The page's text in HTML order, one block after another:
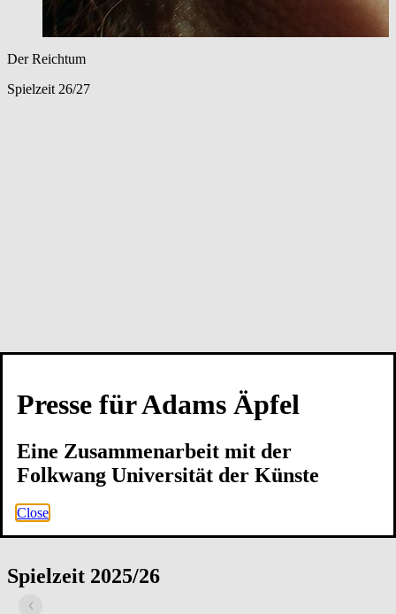
Presse für Adams Äpfel
Eine Zusammenarbeit mit der
Folkwang Universität der Künste
Close
Der Reichtum
Spielzeit 26/27
Spielzeit 2025/26